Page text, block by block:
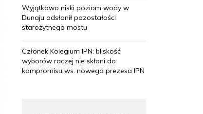
Wyjątkowo niski poziom wody w
Dunaju odsłonił pozostałości
starożytnego mostu
Członek Kolegium IPN: bliskość
wyborów raczej nie skłoni do
kompromisu ws. nowego prezesa IPN